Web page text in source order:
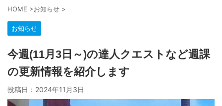
HOME >お知らせ >
お知らせ
今週(11月3日～)の達人クエストなど週課
の更新情報を紹介します
投稿日： 2024年11月3日